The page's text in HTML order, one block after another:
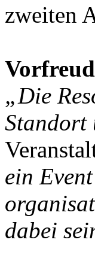
zweiten
„Die
Standort
ein
dabei